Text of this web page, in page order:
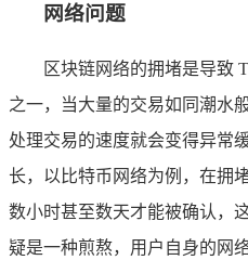
网络问题
区块链网络的拥堵是导致
之一，当大量的交易如同潮水
处理交易的速度就会变得异常
长，以比特币网络为例，在拥
数小时甚至数天才能被确认，
疑是一种煎熬，用户自身的网